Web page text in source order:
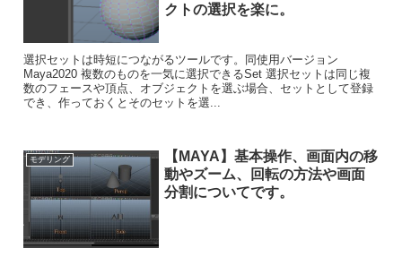
クトの選択を楽に。
選択セットは時短につながるツールです。同使用バージョン
Maya2020 複数のものを一気に選択できるSet 選択セットは同じ複
数のフェースや頂点、オブジェクトを選ぶ場合、セットとして登録
でき、作っておくとそのセットを選...
モデリング
【MAYA】基本操作、画面内の移
動やズーム、回転の方法や画面
分割についてです。